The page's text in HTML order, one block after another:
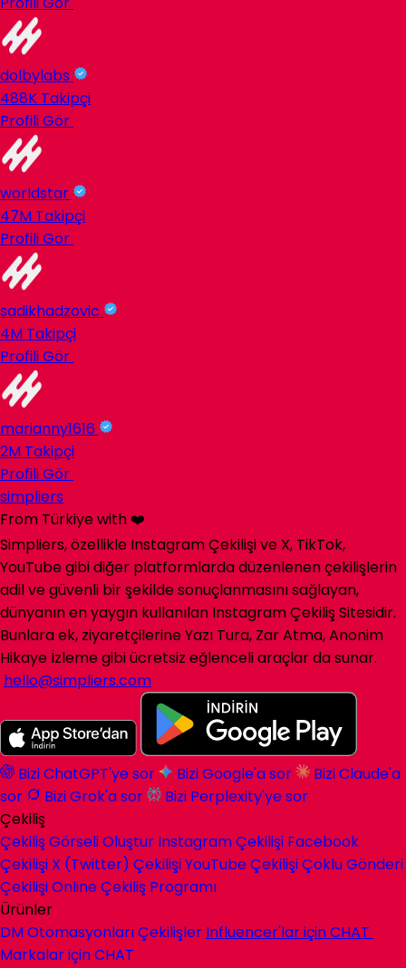
dolbylabs
488K Takipçi
Profili Gör
worldstar
47M Takipçi
Profili Gör
sadikhadzovic
4M Takipçi
Profili Gör
marianny1616
2M Takipçi
Profili Gör
simpliers
From Türkiye with ❤️
Simpliers, özellikle Instagram Çekilişi ve X, TikTok,
YouTube gibi diğer platformlarda düzenlenen çekilişlerin
adil ve güvenli bir şekilde sonuçlanmasını sağlayan,
dünyanın en yaygın kullanılan Instagram Çekiliş Sitesidir.
Bunlara ek, ziyaretçilerine Yazı Tura, Zar Atma, Anonim
Hikaye İzleme gibi ücretsiz eğlenceli araçlar da sunar.
hello@simpliers.com
Bizi ChatGPT'ye sor Bizi Google'a sor
Bizi Claude'a
sor
Bizi Grok'a sor
Bizi Perplexity'ye sor
Çekiliş
Çekiliş Görseli Oluştur Instagram Çekilişi Facebook
Çekilişi X (Twitter) ÇekilişiYouTube ÇekilişiÇoklu Gönderi
ÇekilişiOnline Çekiliş Programı
Ürünler
DM OtomasyonlarıÇekilişler Influencer'lar içinCHAT
Markalar içinCHAT